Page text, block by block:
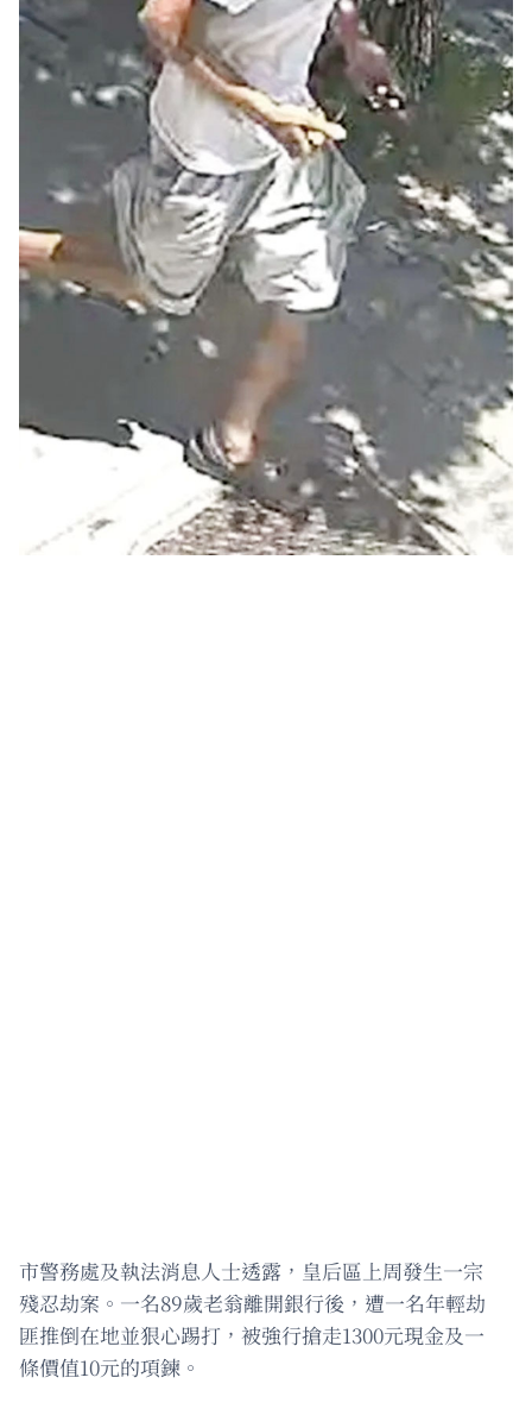
市警務處及執法消息人士透露，皇后區上周發生一宗
殘忍劫案。一名89歲老翁離開銀行後，遭一名年輕劫
匪推倒在地並狠心踢打，被強行搶走1300元現金及一
條價值10元的項鍊。